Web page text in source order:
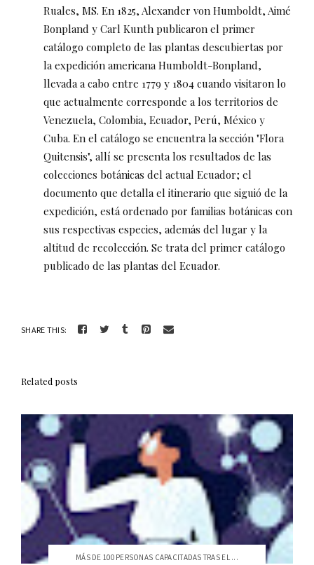
Ruales, MS. En 1825, Alexander von Humboldt, Aimé
Bonpland y Carl Kunth publicaron el primer
catálogo completo de las plantas descubiertas por
la expedición americana Humboldt-Bonpland,
llevada a cabo entre 1779 y 1804 cuando visitaron lo
que actualmente corresponde a los territorios de
Venezuela, Colombia, Ecuador, Perú, México y
Cuba. En el catálogo se encuentra la sección "Flora
Quitensis", allí se presenta los resultados de las
colecciones botánicas del actual Ecuador; el
documento que detalla el itinerario que siguió de la
expedición, está ordenado por familias botánicas con
sus respectivas especies, además del lugar y la
altitud de recolección. Se trata del primer catálogo
publicado de las plantas del Ecuador.
SHARE THIS:
Related posts
MÁS DE 100 PERSONAS CAPACITADAS TRAS EL ...